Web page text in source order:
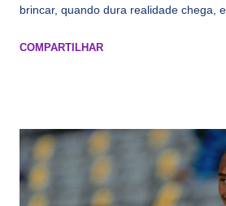
brincar, quando dura realidade chega,
cara de decrépito, mas que
vezes a gente esquece mesmo. Então,
Tas no Telecurso 2000 , É HORA DA
todos esses nomes foram linkados ao
COMPARTILHAR